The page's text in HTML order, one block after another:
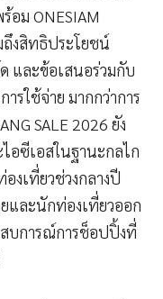
อม ONESIAM
ถึงสิทธิประโยชน์
และข้อเสนอร่วมกับ
รใช้จ่าย มากกว่าการ
SALE 2026 ยัง
อซีเอสในฐานะกลไก
งเที่ยวช่วงกลางปี
และนักท่องเที่ยวออก
บการณ์การช็อปปิ้งที่